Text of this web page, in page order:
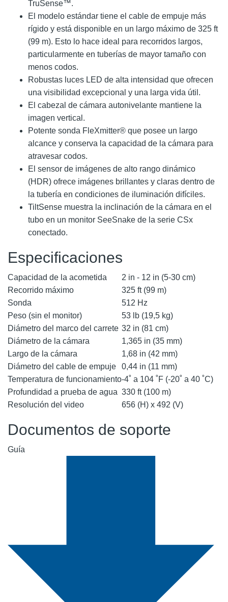
TruSense™.
El modelo estándar tiene el cable de empuje más
rígido y está disponible en un largo máximo de 325 ft
(99 m). Esto lo hace ideal para recorridos largos,
particularmente en tuberías de mayor tamaño con
menos codos.
Robustas luces LED de alta intensidad que ofrecen
una visibilidad excepcional y una larga vida útil.
El cabezal de cámara autonivelante mantiene la
imagen vertical.
Potente sonda FleXmitter® que posee un largo
alcance y conserva la capacidad de la cámara para
atravesar codos.
El sensor de imágenes de alto rango dinámico
(HDR) ofrece imágenes brillantes y claras dentro de
la tubería en condiciones de iluminación difíciles.
TiltSense muestra la inclinación de la cámara en el
tubo en un monitor SeeSnake de la serie CSx
conectado.
Especificaciones
Capacidad de la acometida
2 in - 12 in (5-30 cm)
Recorrido máximo
325 ft (99 m)
Sonda
512 Hz
Peso (sin el monitor)
53 lb (19,5 kg)
Diámetro del marco del carrete 32 in (81 cm)
Diámetro de la cámara
1,365 in (35 mm)
Largo de la cámara
1,68 in (42 mm)
Diámetro del cable de empuje
0,44 in (11 mm)
Temperatura de funcionamiento-4˚ a 104 ˚F (-20˚ a 40 ˚C)
Profundidad a prueba de agua 330 ft (100 m)
Resolución del video
656 (H) x 492 (V)
Documentos de soporte
Guía